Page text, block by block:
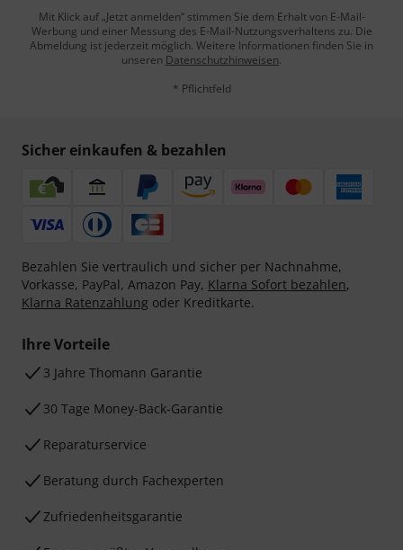
Mit Klick auf „Jetzt anmelden“ stimmen Sie dem Erhalt von E-Mail-
Werbung und einer Messung des E-Mail-Nutzungsverhaltens zu. Die
Abmeldung ist jederzeit möglich. Weitere Informationen finden Sie in
unseren Datenschutzhinweisen.
* Pflichtfeld
Sicher einkaufen & bezahlen
Bezahlen Sie vertraulich und sicher per Nachnahme,
Vorkasse, PayPal, Amazon Pay, Klarna Sofort bezahlen,
Klarna Ratenzahlung oder Kreditkarte.
Ihre Vorteile
3 Jahre Thomann Garantie
30 Tage Money-Back-Garantie
Reparaturservice
Beratung durch Fachexperten
Zufriedenheitsgarantie